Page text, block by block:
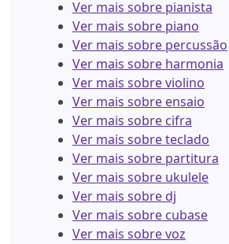
Ver mais sobre pianista
Ver mais sobre piano
Ver mais sobre percussão
Ver mais sobre harmonia
Ver mais sobre violino
Ver mais sobre ensaio
Ver mais sobre cifra
Ver mais sobre teclado
Ver mais sobre partitura
Ver mais sobre ukulele
Ver mais sobre dj
Ver mais sobre cubase
Ver mais sobre voz